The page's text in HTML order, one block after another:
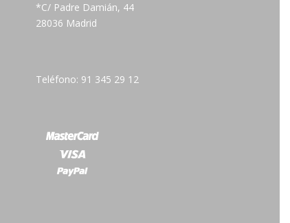
*C/ Padre Damián, 44
28036 Madrid
Teléfono: 91 345 29 12